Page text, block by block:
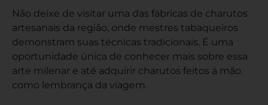
Não deixe de visitar uma das fábricas de charutos
artesanais da região, onde mestres tabaqueiros
demonstram suas técnicas tradicionais. É uma
oportunidade única de conhecer mais sobre essa
arte milenar e até adquirir charutos feitos à mão
como lembrança da viagem.